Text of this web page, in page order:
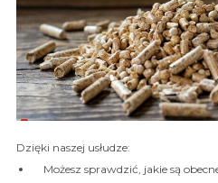
Dzięki naszej usłudze:
Możesz sprawdzić, jakie są